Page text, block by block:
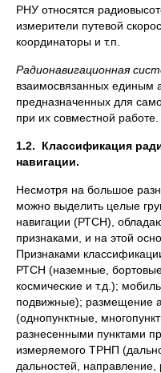
РНУ относятся
измерители путевой
координаторы и т.п.
Радионавигационная
взаимосвязанных единым
предназначенных для
при их совместной работе.
1.2. Классификация
навигации.
Несмотря на большое
можно выделить целые
навигации (РТСН),
признаками, и на этой
Признаками
РТСН (наземные,
космические и т.д.);
подвижные); размещение
(однопунктные,
разнесенными пунктами
измеряемого ТРНП
дальностей, направление,